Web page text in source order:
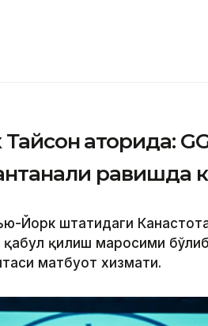
қаторида:
равишда
Йорк штатидаги
қилиш маросими
матбуот хизмати.